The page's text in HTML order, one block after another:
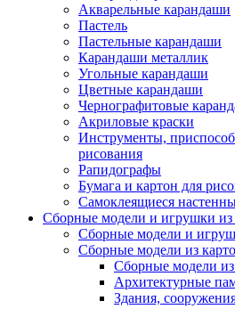
Акварельные карандаши
Пастель
Пастельные карандаши
Карандаши металлик
Угольные карандаши
Цветные карандаши
Чернографитовые
Акриловые краски
Инструменты,
рисования
Рапидографы
Бумага и картон для
Самоклеящиеся
Сборные модели и игрушки из
Сборные модели и
Сборные модели из
Сборные модели из
Архитектурные
Здания,